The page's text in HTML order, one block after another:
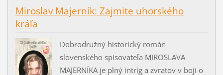
Miroslav Majerník: Zajmite uhorského
kráľa
Dobrodružný historický román
slovenského spisovateľa MIROSLAVA
MAJERNÍKA je plný intríg a zvratov v boji o